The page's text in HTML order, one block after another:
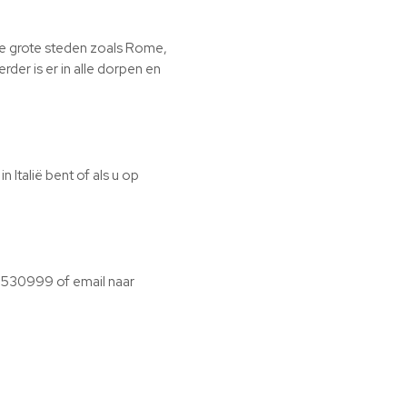
grote steden zoals Rome,
is er in alle dorpen en
Italië bent of als u op
of email naar